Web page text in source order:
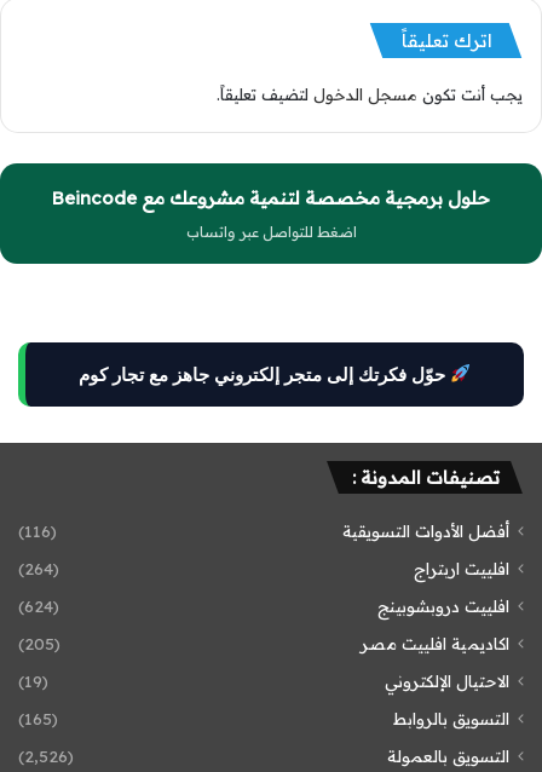
اترك تعليقاً
يجب أنت تكون مسجل الدخول لتضيف تعليقاً.
حلول برمجية مخصصة لتنمية مشروعك مع Beincode
اضغط للتواصل عبر واتساب
حوّل فكرتك إلى متجر إلكتروني جاهز مع تجار كوم
تصنيفات المدونة :
أفضل الأدوات التسويقية
(116)
افلييت اربتراج
(264)
افلييت دروبشوبينج
(624)
اكاديمية افلييت مصر
(205)
الاحتيال الإلكتروني
(19)
التسويق بالروابط
(165)
التسويق بالعمولة
(2٬526)